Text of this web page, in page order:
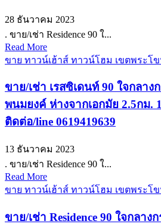
28 ธันวาคม 2023
. ขาย/เช่า Residence 90 ใ...
Read More
ขาย ทาวน์เฮ้าส์ ทาวน์โฮม เขตพระโข
ขาย/เช่า เรสซิเดนท์ 90 ใจกลาง
พนมยงค์ ห่างจากเอกมัย 2.5กม.
ติดต่อ/line 0619419639
13 ธันวาคม 2023
. ขาย/เช่า Residence 90 ใ...
Read More
ขาย ทาวน์เฮ้าส์ ทาวน์โฮม เขตพระโข
ขาย/เช่า Residence 90 ใจกลาง